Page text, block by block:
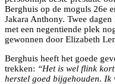
Berghuis op de moguls 26e
Jakara Anthony. Twee
met een negentiende plek
gewonnen door Elizabeth
Berghuis heeft het goede
trekken: “Het is wel flink
herstel goed bijgehouden.